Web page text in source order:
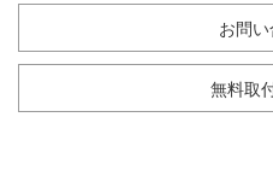
お問
無料取